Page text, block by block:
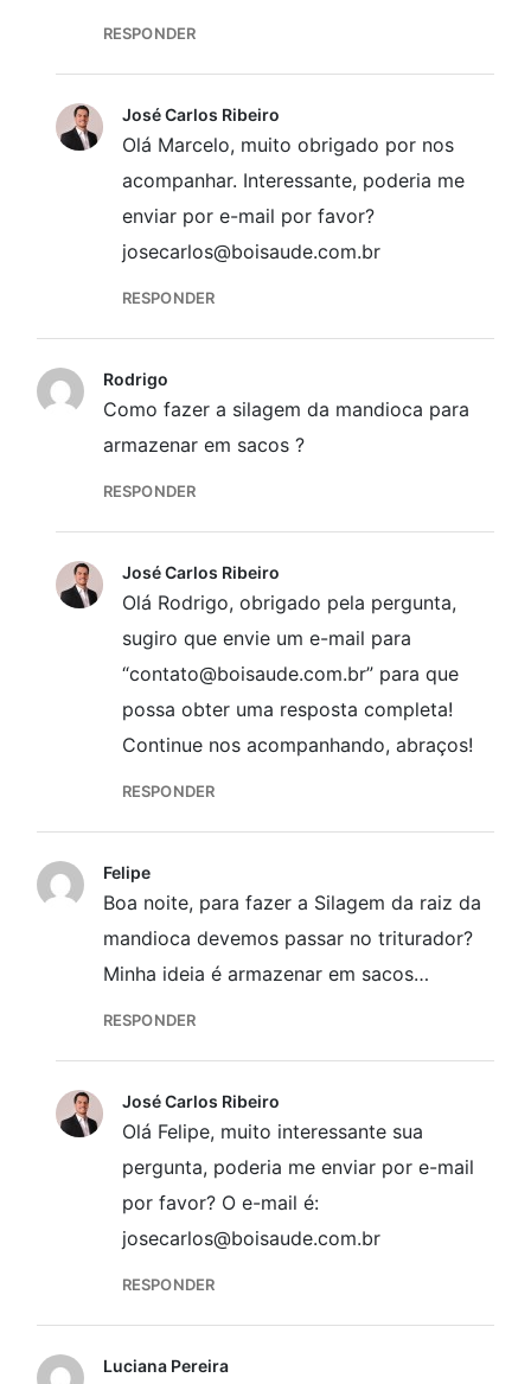
RESPONDER
José Carlos Ribeiro
Olá Marcelo, muito obrigado por nos
acompanhar. Interessante, poderia me
enviar por e-mail por favor?
josecarlos@boisaude.com.br
RESPONDER
Rodrigo
Como fazer a silagem da mandioca para
armazenar em sacos ?
RESPONDER
José Carlos Ribeiro
Olá Rodrigo, obrigado pela pergunta,
sugiro que envie um e-mail para
“contato@boisaude.com.br” para que
possa obter uma resposta completa!
Continue nos acompanhando, abraços!
RESPONDER
Felipe
Boa noite, para fazer a Silagem da raiz da
mandioca devemos passar no triturador?
Minha ideia é armazenar em sacos…
RESPONDER
José Carlos Ribeiro
Olá Felipe, muito interessante sua
pergunta, poderia me enviar por e-mail
por favor? O e-mail é:
josecarlos@boisaude.com.br
RESPONDER
Luciana Pereira